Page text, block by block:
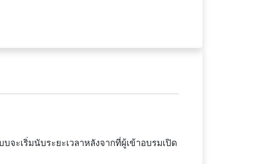
จะเริ่มนับระยะเวลาหลังจากที่ผู้เข้าอบรมเปิด